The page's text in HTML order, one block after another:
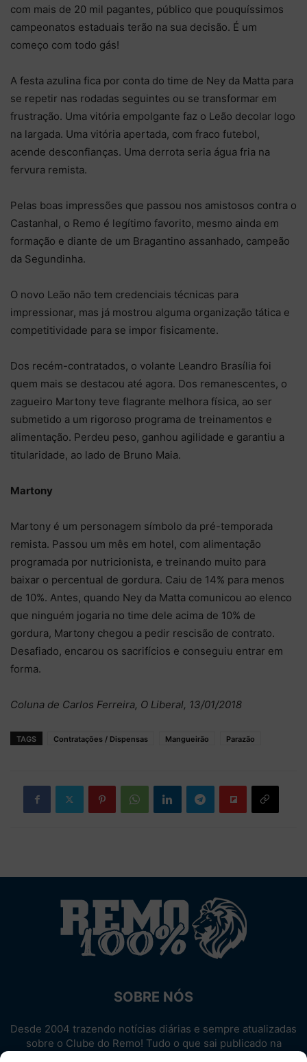
com mais de 20 mil pagantes, público que pouquíssimos
campeonatos estaduais terão na sua decisão. É um
começo com todo gás!
A festa azulina fica por conta do time de Ney da Matta para
se repetir nas rodadas seguintes ou se transformar em
frustração. Uma vitória empolgante faz o Leão decolar logo
na largada. Uma vitória apertada, com fraco futebol,
acende desconfianças. Uma derrota seria água fria na
fervura remista.
Pelas boas impressões que passou nos amistosos contra o
Castanhal, o Remo é legítimo favorito, mesmo ainda em
formação e diante de um Bragantino assanhado, campeão
da Segundinha.
O novo Leão não tem credenciais técnicas para
impressionar, mas já mostrou alguma organização tática e
competitividade para se impor fisicamente.
Dos recém-contratados, o volante Leandro Brasília foi
quem mais se destacou até agora. Dos remanescentes, o
zagueiro Martony teve flagrante melhora física, ao ser
submetido a um rigoroso programa de treinamentos e
alimentação. Perdeu peso, ganhou agilidade e garantiu a
titularidade, ao lado de Bruno Maia.
Martony
Martony é um personagem símbolo da pré-temporada
remista. Passou um mês em hotel, com alimentação
programada por nutricionista, e treinando muito para
baixar o percentual de gordura. Caiu de 14% para menos
de 10%. Antes, quando Ney da Matta comunicou ao elenco
que ninguém jogaria no time dele acima de 10% de
gordura, Martony chegou a pedir rescisão de contrato.
Desafiado, encarou os sacrifícios e conseguiu entrar em
forma.
Coluna de Carlos Ferreira, O Liberal, 13/01/2018
TAGS Contratações / Dispensas Mangueirão Parazão
SOBRE NÓS
Desde 2004 trazendo notícias diárias e sempre atualizadas
sobre o Clube do Remo! Tudo o que sai publicado na